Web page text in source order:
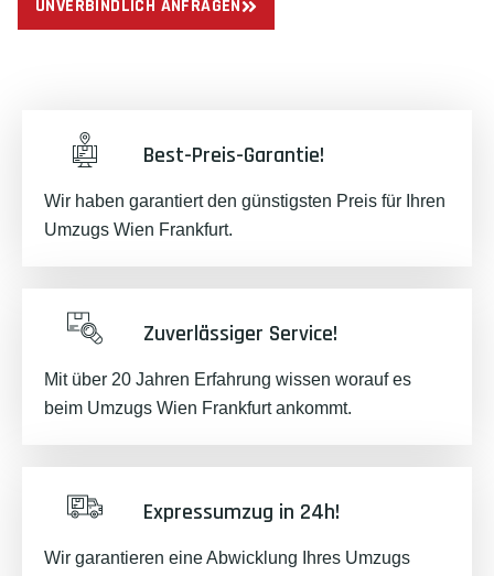
UNVERBINDLICH ANFRAGEN
Best-Preis-Garantie!
Wir haben garantiert den günstigsten Preis für Ihren
Umzugs Wien Frankfurt.
Zuverlässiger Service!
Mit über 20 Jahren Erfahrung wissen worauf es
beim Umzugs Wien Frankfurt ankommt.
Expressumzug in 24h!
Wir garantieren eine Abwicklung Ihres Umzugs